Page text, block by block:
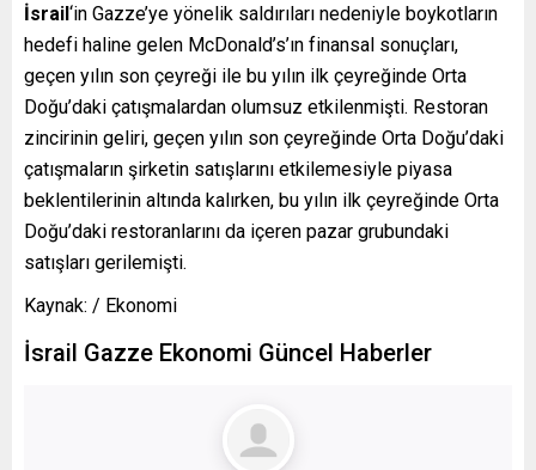
İsrail‘in Gazze’ye yönelik saldırıları nedeniyle boykotların
hedefi haline gelen McDonald’s’ın finansal sonuçları,
geçen yılın son çeyreği ile bu yılın ilk çeyreğinde Orta
Doğu’daki çatışmalardan olumsuz etkilenmişti. Restoran
zincirinin geliri, geçen yılın son çeyreğinde Orta Doğu’daki
çatışmaların şirketin satışlarını etkilemesiyle piyasa
beklentilerinin altında kalırken, bu yılın ilk çeyreğinde Orta
Doğu’daki restoranlarını da içeren pazar grubundaki
satışları gerilemişti.
Kaynak: / Ekonomi
İsrail Gazze Ekonomi Güncel Haberler